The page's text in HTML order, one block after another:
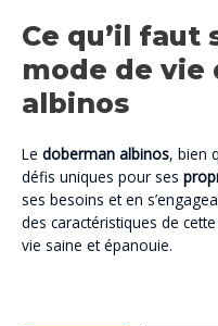
Ce qu’il faut
mode de vie
albinos
Le doberman albinos, bien
défis uniques pour ses
ses besoins et en
des caractéristiques de cette
vie saine et épanouie.